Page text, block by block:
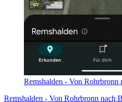
Remshalden - Von
Remshalden - Von Rohrbronn nach